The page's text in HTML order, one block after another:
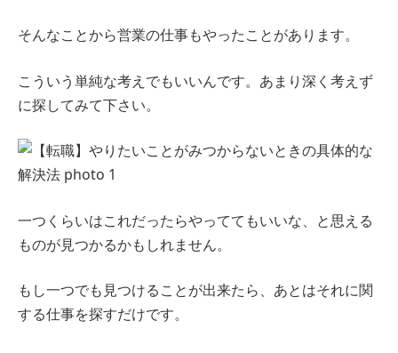
そんなことから営業の仕事もやったことがあります。
こういう単純な考えでもいいんです。あまり深く考えず
に探してみて下さい。
一つくらいはこれだったらやっててもいいな、と思える
ものが見つかるかもしれません。
もし一つでも見つけることが出来たら、あとはそれに関
する仕事を探すだけです。